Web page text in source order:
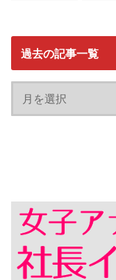
過去の記事一覧